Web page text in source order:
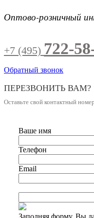
Оптово-розничный
+7 (495) 722-
Обратный звонок
ПЕРЕЗВОНИТЬ ВАМ?
Оставьте свой контактный
Ваше имя
Телефон
Email
Заполняя форму, Вы